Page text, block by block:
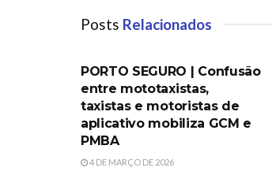
Posts Relacionados
PORTO SEGURO | Confusão
entre mototaxistas,
taxistas e motoristas de
aplicativo mobiliza GCM e
PMBA
4 DE MARÇO DE 2026